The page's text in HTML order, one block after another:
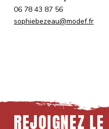
06 78 43 87 56
sophiebezeau@modef.fr
REJOIGNEZ LE